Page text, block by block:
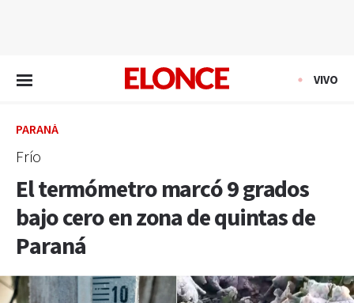
VIVO
PARANÁ
Frío
El termómetro marcó 9 grados
bajo cero en zona de quintas de
Paraná